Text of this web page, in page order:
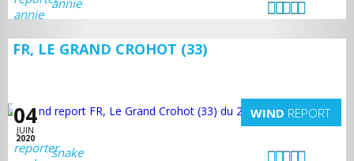
annie
FR, LE GRAND CROHOT (33)
04
JUIN
2020
WIND REPORT
snake